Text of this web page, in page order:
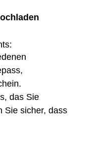
das Sie
Sie sicher, dass